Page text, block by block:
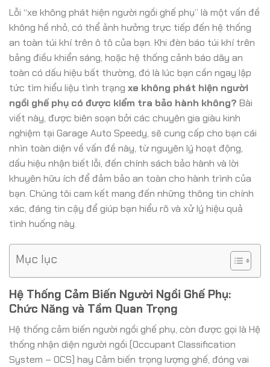
Lỗi “xe không phát hiện người ngồi ghế phụ” là một vấn đề
không hề nhỏ, có thể ảnh hưởng trực tiếp đến hệ thống
an toàn túi khí trên ô tô của bạn. Khi đèn báo túi khí trên
bảng điều khiển sáng, hoặc hệ thống cảnh báo dây an
toàn có dấu hiệu bất thường, đó là lúc bạn cần ngay lập
tức tìm hiểu liệu tình trạng xe không phát hiện người
ngồi ghế phụ có được kiểm tra bảo hành không? Bài
viết này, được biên soạn bởi các chuyên gia giàu kinh
nghiệm tại Garage Auto Speedy, sẽ cung cấp cho bạn cái
nhìn toàn diện về vấn đề này, từ nguyên lý hoạt động,
dấu hiệu nhận biết lỗi, đến chính sách bảo hành và lời
khuyên hữu ích để đảm bảo an toàn cho hành trình của
bạn. Chúng tôi cam kết mang đến những thông tin chính
xác, đáng tin cậy để giúp bạn hiểu rõ và xử lý hiệu quả
tình huống này.
Mục lục
Hệ Thống Cảm Biến Người Ngồi Ghế Phụ:
Chức Năng và Tầm Quan Trọng
Hệ thống cảm biến người ngồi ghế phụ, còn được gọi là Hệ
thống nhận diện người ngồi (Occupant Classification
System – OCS) hay Cảm biến trọng lượng ghế, đóng vai